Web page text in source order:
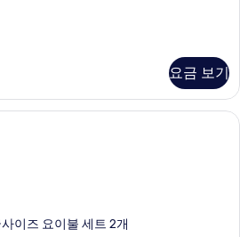
요금 보기
코리안 스위트 | 고급 침구, 오리/거위
이즈 요이불 세트 2개